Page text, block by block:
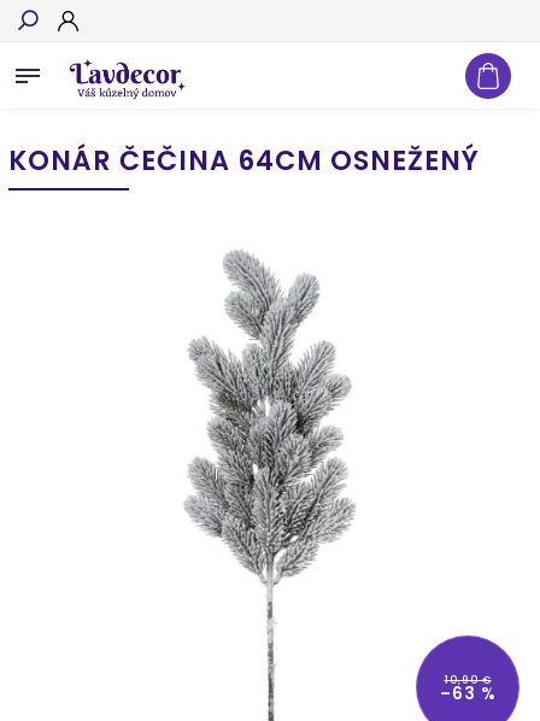
Hľadať
KONÁR ČEČINA 64CM OSNEŽENÝ
10,90 €
–63 %